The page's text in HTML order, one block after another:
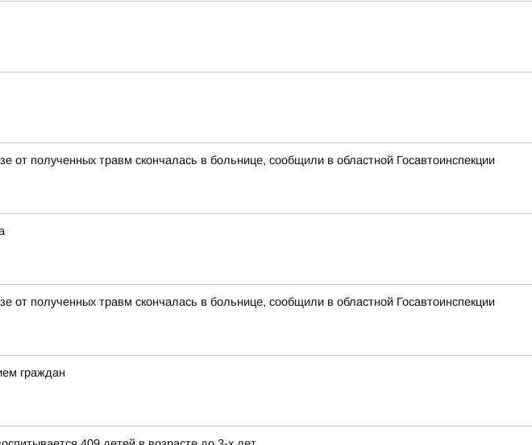
полученных травм скончалась в больнице, сообщили в областной Госавтоинспекции
полученных травм скончалась в больнице, сообщили в областной Госавтоинспекции
граждан